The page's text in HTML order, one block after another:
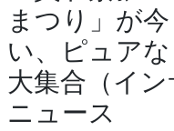
まつり」が
い、ピュア
大集合（イ
ニュース